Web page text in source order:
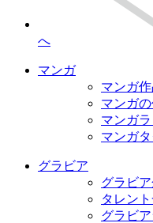
へ
マンガ
マンガ
マンガ
マンガ
マンガ
グラビア
グラビ
タレン
グラビ